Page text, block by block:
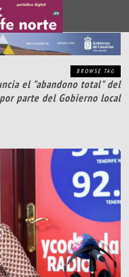
BROWSE TAG
el "abandono total" del
parte del Gobierno local